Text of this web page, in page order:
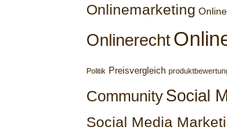
Onlinemarketing
Onlinerecht
Politik Preisvergleich
Community Social
Social Media